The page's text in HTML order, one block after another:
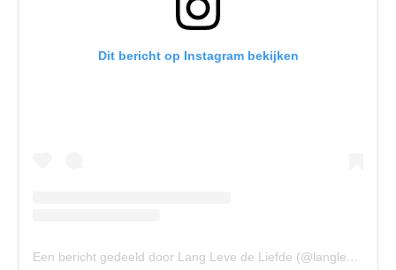
Dit bericht op Instagram bekijken
Een bericht gedeeld door Lang Leve de Liefde (@langlevedeliefdenl)